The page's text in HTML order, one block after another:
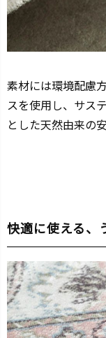
素材には環境配慮
スを使用し、サス
とした天然由来の
快適に使える、